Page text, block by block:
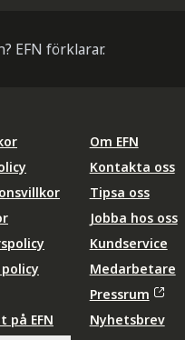
EFN förklarar.
på EFN
Om EFN
Kontakta oss
Tipsa oss
Jobba hos oss
Kundservice
Medarbetare
Pressrum
Nyhetsbrev